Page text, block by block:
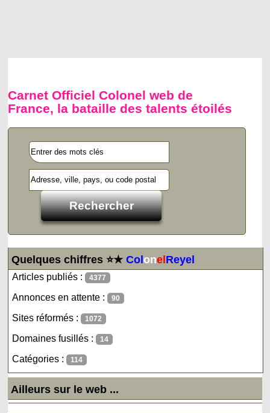
Carnet Officiel Colonel web de
France, la bataille des talents étoilés
Quelques chiffres ⭐★ColonelReyel
Articles publiés : 4377
Annonces en attente : 90
Sites réformés : 1072
Domaines fusillés : 14
Catégories : 114
Ailleurs sur le web ...